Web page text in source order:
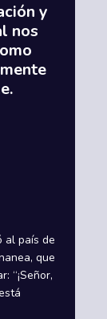
y
nos
al país de
que
“¡Señor,